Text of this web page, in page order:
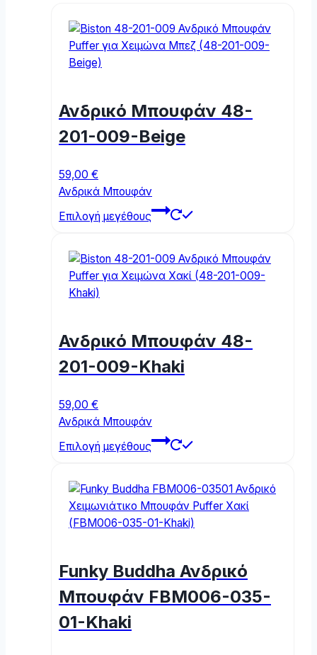
Ανδρικό Μπουφάν 48-
201-009-Beige
59,00 €
Ανδρικά Μπουφάν
Επιλογή μεγέθους
multiple
variants.
be
Ανδρικό Μπουφάν 48-
201-009-Khaki
59,00 €
Ανδρικά Μπουφάν
Επιλογή μεγέθους
multiple
variants.
The
be
chosen
on
Funky Buddha Ανδρικό
Μπουφάν FBM006-035-
01-Khaki